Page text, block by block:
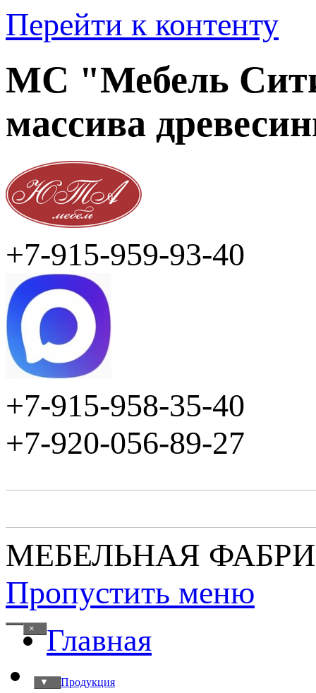
Перейти к контенту
МС "Мебель
массива
+7-915-959-93-40
+7-915-958-35-40
+7-920-056-89-27
МЕБЕЛЬНАЯ
Пропустить меню
× Главная
Продукция
▼